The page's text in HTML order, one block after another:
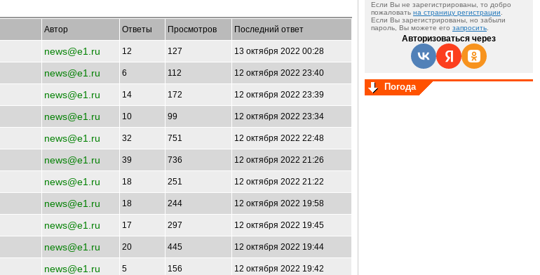
Автор Ответы Просмотров Последний ответ
news@e1.ru 12 127 13 октября 2022 00:28
news@e1.ru 6 112 12 октября 2022 23:40
news@e1.ru 14 172 12 октября 2022 23:39
news@e1.ru 10 99 12 октября 2022 23:34
news@e1.ru 32 751 12 октября 2022 22:48
news@e1.ru 39 736 12 октября 2022 21:26
news@e1.ru 18 251 12 октября 2022 21:22
news@e1.ru 18 244 12 октября 2022 19:58
news@e1.ru 17 297 12 октября 2022 19:45
news@e1.ru 20 445 12 октября 2022 19:44
news@e1.ru 5 156 12 октября 2022 19:42
Если Вы не зарегистрированы, то добро
пожаловать на страницу регистрации
Если Вы зарегистрированы, но забыли
пароль, Вы можете его запросить
Авторизоваться через
Погода